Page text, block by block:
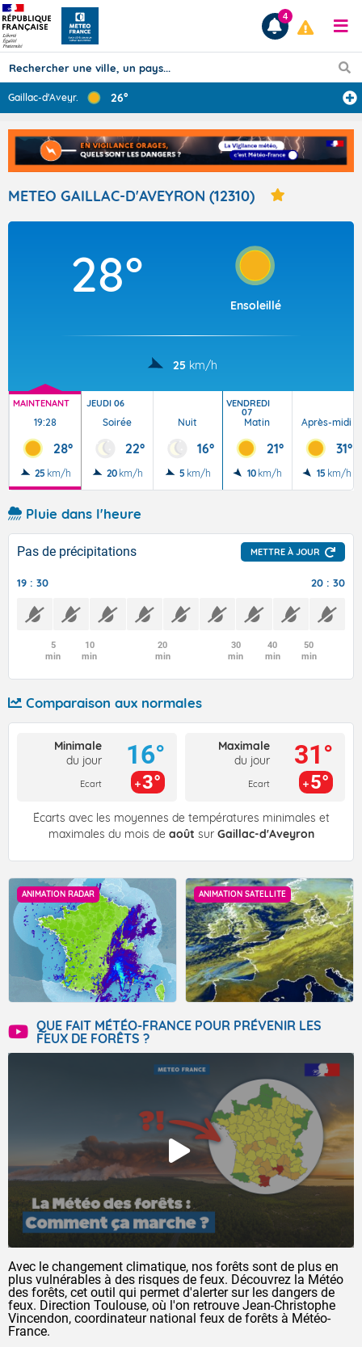
Prévisions
TOUS LES RÉSULTATS
Articles
4
Gaillac-d'Aveyr... 26°
METEO GAILLAC-D'AVEYRON (12310)
28°
Ensoleillé
25 km/h
MAINTENANT
19:28
28°
25 km/h
JEUDI 06
Soirée
22°
20 km/h
Nuit
16°
5 km/h
VENDREDI
07
Matin
21°
10 km/h
Après-midi
31°
15 km/h
Pluie dans l'heure
Pas de précipitations METTRE À JOUR
19 : 30 20 : 30
5
min
10
min
20
min
30
min
40
min
50
min
Comparaison aux normales
Minimale
du jour
Ecart
16°
3°
Maximale
du jour
Ecart
31°
5°
Écarts avec les moyennes de températures minimales et
maximales du mois de août sur Gaillac-d'Aveyron
ANIMATION RADAR ANIMATION SATELLITE
QUE FAIT MÉTÉO-FRANCE POUR PRÉVENIR LES
FEUX DE FORÊTS ?
Avec le changement climatique, nos forêts sont de plus en
plus vulnérables à des risques de feux. Découvrez la Météo
des forêts, cet outil qui permet d'alerter sur les dangers de
feux. Direction Toulouse, où l'on retrouve Jean-Christophe
Vincendon, coordinateur national feux de forêts à Météo-
France.